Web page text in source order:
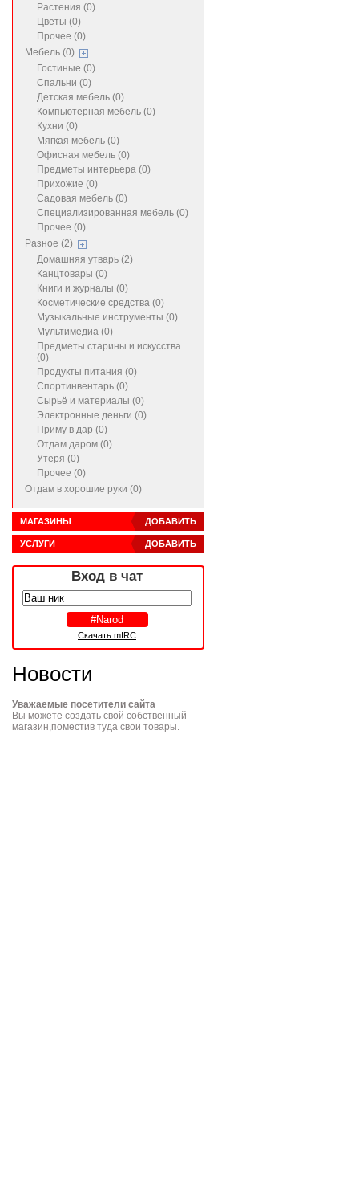
Растения (0)
Цветы (0)
Прочее (0)
Мебель (0)
Гостиные (0)
Спальни (0)
Детская мебель (0)
Компьютерная мебель (0)
Кухни (0)
Мягкая мебель (0)
Офисная мебель (0)
Предметы интерьера (0)
Прихожие (0)
Садовая мебель (0)
Специализированная мебель (0)
Прочее (0)
Разное (2)
Домашняя утварь (2)
Канцтовары (0)
Книги и журналы (0)
Косметические средства (0)
Музыкальные инструменты (0)
Мультимедиа (0)
Предметы старины и искусства
(0)
Продукты питания (0)
Спортинвентарь (0)
Сырьё и материалы (0)
Электронные деньги (0)
Приму в дар (0)
Отдам даром (0)
Утеря (0)
Прочее (0)
Отдам в хорошие руки (0)
ДОБАВИТЬ
МАГАЗИНЫ
ДОБАВИТЬ
УСЛУГИ
Вход в чат
Скачать mIRC
Новости
Уважаемые посетители сайта
Вы можете создать свой собственный
магазин,поместив туда свои товары.